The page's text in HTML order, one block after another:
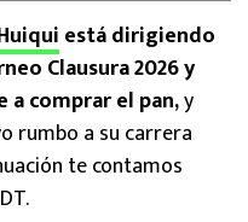
está dirigiendo
Clausura 2026 y
comprar el pan,y
rumbo a su carrera
te contamos